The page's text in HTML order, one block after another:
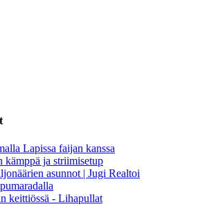
Lapissa faijan kanssa
kämppä ja striimisetup
asunnot | Jugi Realtoi
keittiössä - Lihapullat